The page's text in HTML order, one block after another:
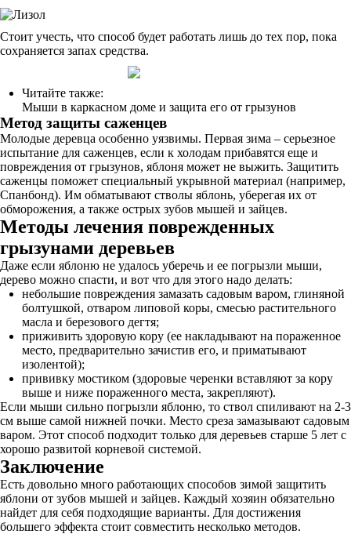
Стоит учесть, что способ будет работать лишь до тех пор, пока
сохраняется запах средства.
Читайте также:
Мыши в каркасном доме и защита его от грызунов
Метод защиты саженцев
Молодые деревца особенно уязвимы. Первая зима – серьезное
испытание для саженцев, если к холодам прибавятся еще и
повреждения от грызунов, яблоня может не выжить. Защитить
саженцы поможет специальный укрывной материал (например,
Спанбонд). Им обматывают стволы яблонь, уберегая их от
обморожения, а также острых зубов мышей и зайцев.
Методы лечения поврежденных
грызунами деревьев
Даже если яблоню не удалось уберечь и ее погрызли мыши,
дерево можно спасти, и вот что для этого надо делать:
небольшие повреждения замазать садовым варом, глиняной
болтушкой, отваром липовой коры, смесью растительного
масла и березового дегтя;
приживить здоровую кору (ее накладывают на пораженное
место, предварительно зачистив его, и приматывают
изолентой);
прививку мостиком (здоровые черенки вставляют за кору
выше и ниже пораженного места, закрепляют).
Если мыши сильно погрызли яблоню, то ствол спиливают на 2-3
см выше самой нижней почки. Место среза замазывают садовым
варом. Этот способ подходит только для деревьев старше 5 лет с
хорошо развитой корневой системой.
Заключение
Есть довольно много работающих способов зимой защитить
яблони от зубов мышей и зайцев. Каждый хозяин обязательно
найдет для себя подходящие варианты. Для достижения
большего эффекта стоит совместить несколько методов.